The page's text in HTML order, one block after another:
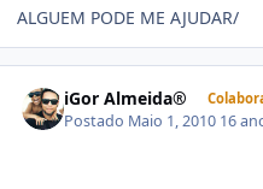
ALGUEM PODE ME AJUDAR/
iGor Almeida®
Postado Maio 1, 2010 16